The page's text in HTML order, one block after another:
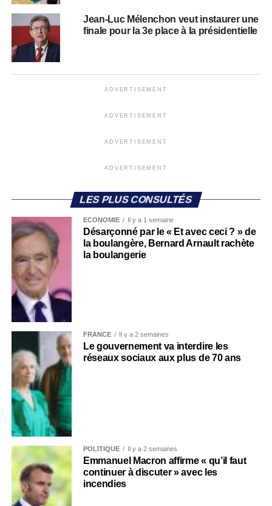
Jean-Luc Mélenchon veut instaurer une
finale pour la 3e place à la présidentielle
ADVERTISEMENT
ADVERTISEMENT
ADVERTISEMENT
ADVERTISEMENT
LES PLUS CONSULTÉS
ECONOMIE Il y a 1 semaine
Désarçonné par le « Et avec ceci ? » de
la boulangère, Bernard Arnault rachète
la boulangerie
FRANCE Il y a 2 semaines
Le gouvernement va interdire les
réseaux sociaux aux plus de 70 ans
POLITIQUE Il y a 2 semaines
Emmanuel Macron affirme « qu’il faut
continuer à discuter » avec les
incendies